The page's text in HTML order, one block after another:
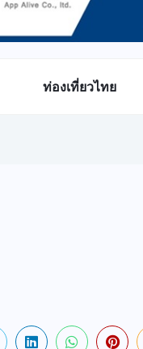
ท่องเที่ยวไทย